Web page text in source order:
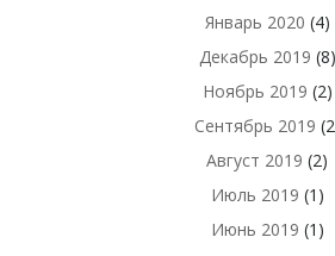
Январь 2020 (4)
Декабрь 2019 (8)
Ноябрь 2019 (2)
Сентябрь 2019
Август 2019 (2)
Июль 2019 (1)
Июнь 2019 (1)